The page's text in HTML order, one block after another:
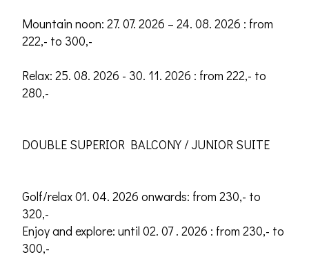
Mountain noon: 27. 07. 2026 – 24. 08. 2026 : from
222,- to 300,-
Relax: 25. 08. 2026 - 30. 11. 2026 : from 222,- to
280,-
DOUBLE SUPERIOR BALCONY / JUNIOR SUITE
Golf/relax 01. 04. 2026 onwards: from 230,- to
320,-
Enjoy and explore: until 02. 07 . 2026 : from 230,- to
300,-